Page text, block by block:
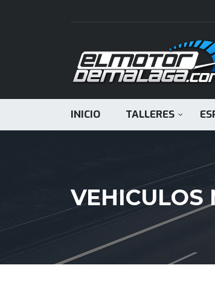
INICIO TALLERES
VEHICULOS